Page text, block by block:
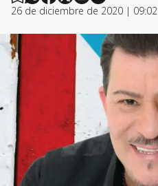
26 de diciembre de 2020 | 09:02